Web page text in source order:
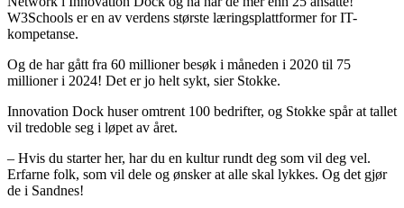
W3Schools er en av verdens største læringsplattformer for IT-
kompetanse.
Og de har gått fra 60 millioner besøk i måneden i 2020 til 75
millioner i 2024! Det er jo helt sykt, sier Stokke.
Innovation Dock huser omtrent 100 bedrifter, og Stokke spår at tallet
vil tredoble seg i løpet av året.
– Hvis du starter her, har du en kultur rundt deg som vil deg vel.
Erfarne folk, som vil dele og ønsker at alle skal lykkes. Og det gjør
de i Sandnes!